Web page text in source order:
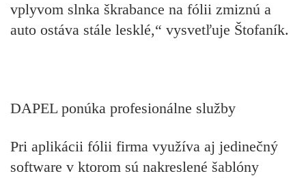
vplyvom slnka škrabance na fólii zmiznú a
auto ostáva stále lesklé,“ vysvetľuje Štofaník.
DAPEL ponúka profesionálne služby
Pri aplikácii fólii firma využíva aj jedinečný
software v ktorom sú nakreslené šablóny